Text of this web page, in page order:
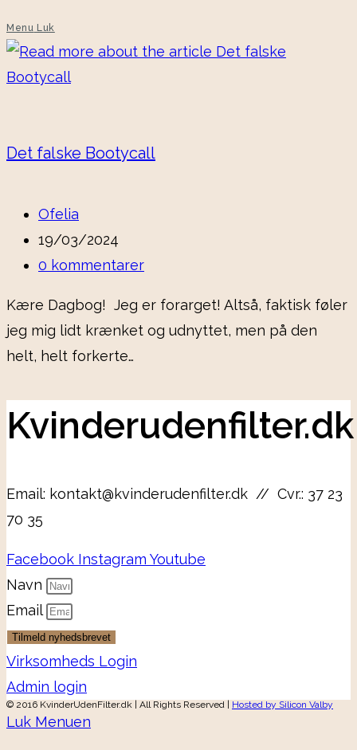
Menu Luk
Det falske Bootycall
Post
author:
Ofelia
Post
published:
19/03/2024
Post
0 kommentarer
Kære Dagbog! Jeg er forarget! Altså, faktisk føler
jeg mig lidt krænket og udnyttet, men på den
helt, helt forkerte…
Kvinderudenfilter.dk
Email: kontakt@kvinderudenfilter.dk // Cvr.: 37 23
70 35
Facebook Instagram Youtube
Navn
Email
Tilmeld nyhedsbrevet
Virksomheds Login
Admin login
© 2016 KvinderUdenFilter.dk | All Rights Reserved | Hosted by Silicon Valby
Luk Menuen